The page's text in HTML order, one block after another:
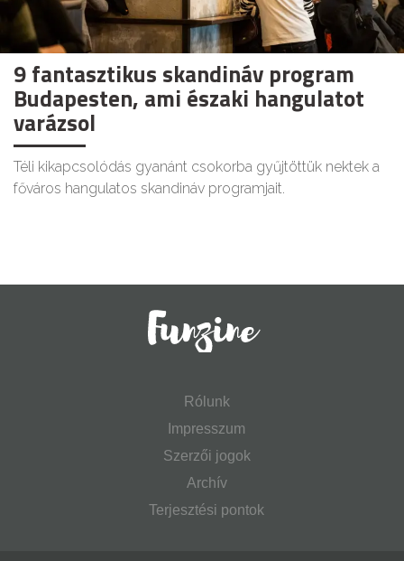
9 fantasztikus skandináv program
Budapesten, ami északi hangulatot
varázsol
Téli kikapcsolódás gyanánt csokorba gyűjtöttük nektek a
főváros hangulatos skandináv programjait.
Rólunk
Impresszum
Szerzői jogok
Archív
Terjesztési pontok